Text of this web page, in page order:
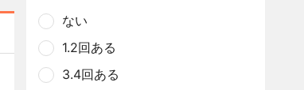
ない
1.2回ある
3.4回ある